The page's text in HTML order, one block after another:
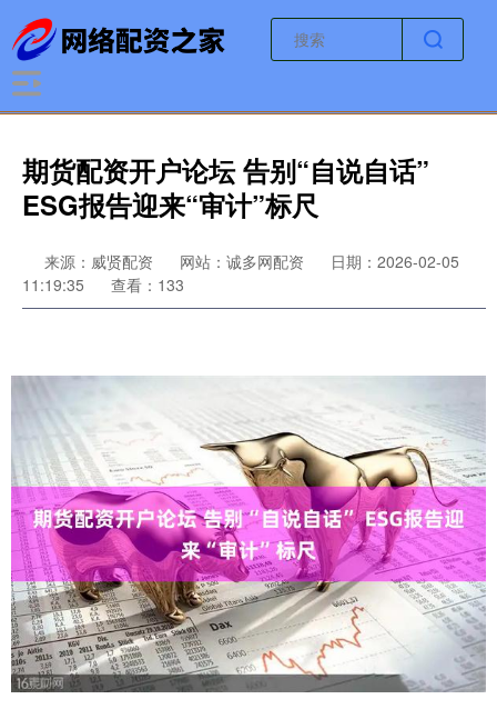
期货配资开户论坛 告别“自说自话”
ESG报告迎来“审计”标尺
来源：威贤配资 网站：诚多网配资
日期：2026-02-05
11:19:35
查看：133